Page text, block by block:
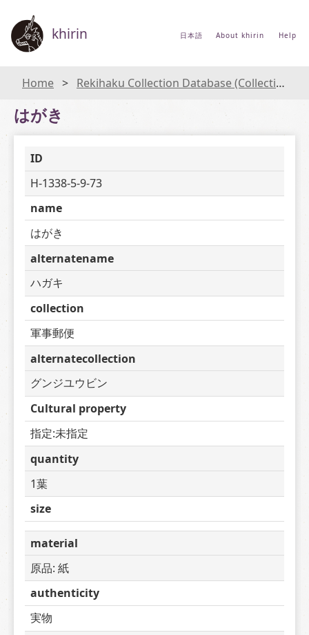
khirin 日本語 About khirin Help
Home Rekihaku Collection Database (Collections Database of the National Museum of Japanese History)
はがき
ID
H-1338-5-9-73
name
はがき
alternatename
ハガキ
collection
軍事郵便
alternatecollection
グンジユウビン
Cultural property
指定:未指定
quantity
1葉
size
material
原品: 紙
authenticity
実物